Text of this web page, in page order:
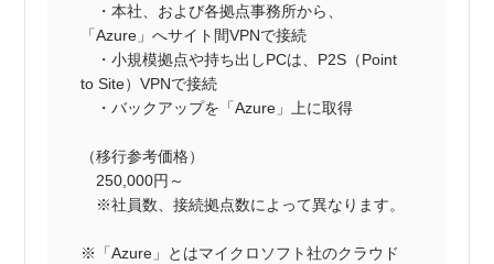
・本社、および各拠点事務所から、
「Azure」へサイト間VPNで接続
・小規模拠点や持ち出しPCは、P2S（Point
to Site）VPNで接続
・バックアップを「Azure」上に取得
（移行参考価格）
250,000円～
※社員数、接続拠点数によって異なります。
※「Azure」とはマイクロソフト社のクラウド